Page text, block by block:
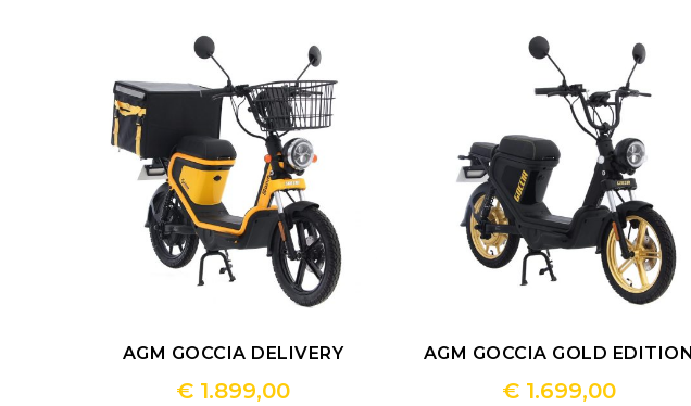
optie
kan
gekozen
worden
de
productpagina
optie
kan
gekozen
worden
de
productpagina
AGM GOCCIA DELIVERY
€1.899,00
AGM GOCCIA GOLD EDITION
€1.699,00